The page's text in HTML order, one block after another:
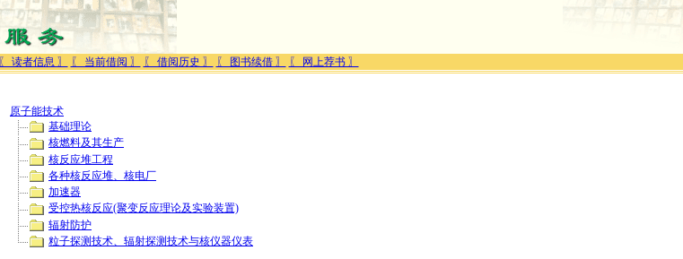
〖 读者信息 〗 〖 当前借阅 〗 〖 借阅历史 〗 〖 图书续借 〗 〖 网上荐书 〗
原子能技术
基础理论
核燃料及其生产
核反应堆工程
各种核反应堆、核电厂
加速器
受控热核反应(聚变反应理论及实验装置)
辐射防护
粒子探测技术、辐射探测技术与核仪器仪表